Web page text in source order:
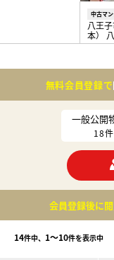
中古マ
八王
本）
無料会員登録で
一般公開
18件
会員登録後に
14件中、 1〜10件を表示中